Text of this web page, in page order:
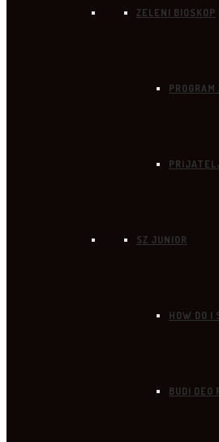
ZELENI BIOSKOP
SZ JUNIOR
HOW DO I
BUDI DEO